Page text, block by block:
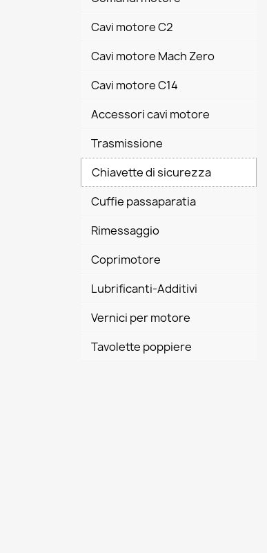
Cavi motore C2
Cavi motore Mach Zero
Cavi motore C14
Accessori cavi motore
Trasmissione
Chiavette di sicurezza
Cuffie passaparatia
Rimessaggio
Coprimotore
Lubrificanti-Additivi
Vernici per motore
Tavolette poppiere